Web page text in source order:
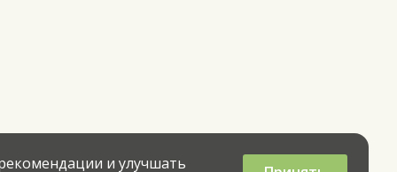
и улучшать